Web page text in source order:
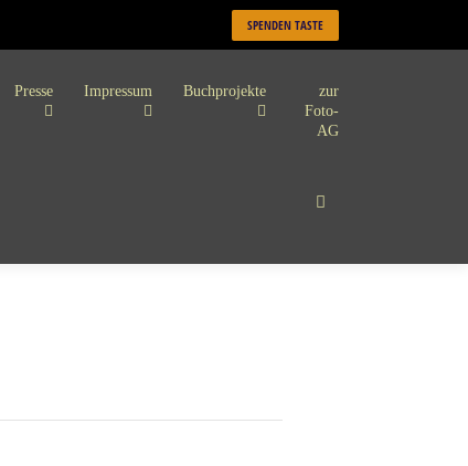
SPENDEN TASTE
Presse Impressum Buchprojekte
zur
Foto-
AG